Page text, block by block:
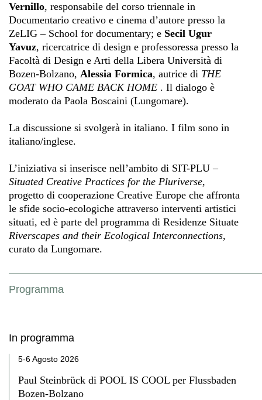
Vernillo, responsabile del corso triennale in
Documentario creativo e cinema d’autore presso la
ZeLIG – School for documentary; e Secil Ugur
Yavuz, ricercatrice di design e professoressa presso la
Facoltà di Design e Arti della Libera Università di
Bozen-Bolzano, Alessia Formica, autrice di THE
GOAT WHO CAME BACK HOME . Il dialogo è
moderato da Paola Boscaini (Lungomare).
La discussione si svolgerà in italiano. I film sono in
italiano/inglese.
L’iniziativa si inserisce nell’ambito di SIT-PLU –
Situated Creative Practices for the Pluriverse,
progetto di cooperazione Creative Europe che affronta
le sfide socio-ecologiche attraverso interventi artistici
situati, ed è parte del programma di Residenze Situate
Riverscapes and their Ecological Interconnections,
curato da Lungomare.
Programma
In programma
5-6 Agosto 2026
Paul Steinbrück di POOL IS COOL per Flussbaden
Bozen-Bolzano